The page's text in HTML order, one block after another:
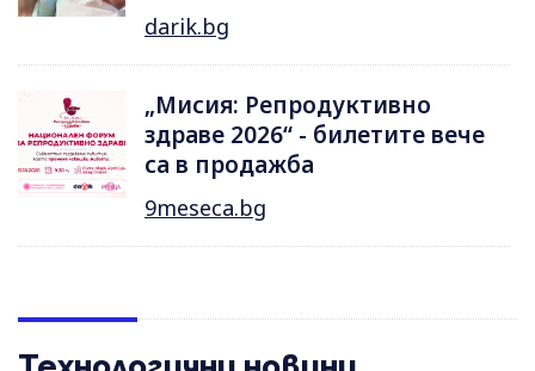
darik.bg
„Мисия: Репродуктивно
здраве 2026“ - билетите вече
са в продажба
9meseca.bg